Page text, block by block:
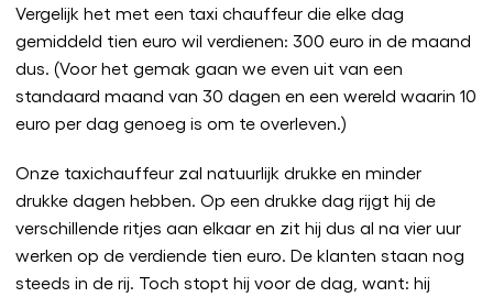
Vergelijk het met een taxi chauffeur die elke dag
gemiddeld tien euro wil verdienen: 300 euro in de maand
dus. (Voor het gemak gaan we even uit van een
standaard maand van 30 dagen en een wereld waarin 10
euro per dag genoeg is om te overleven.)
Onze taxichauffeur zal natuurlijk drukke en minder
drukke dagen hebben. Op een drukke dag rijgt hij de
verschillende ritjes aan elkaar en zit hij dus al na vier uur
werken op de verdiende tien euro. De klanten staan nog
steeds in de rij. Toch stopt hij voor de dag, want: hij